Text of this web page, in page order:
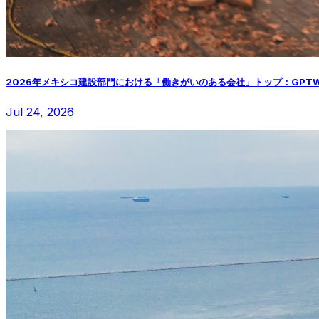
2026年メキシコ建設部門における「働きがいのある会社」トップ：
Jul 24, 2026